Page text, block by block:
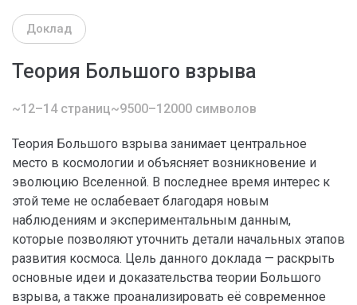
Доклад
Теория Большого взрыва
~12–14 страниц~9500–12000 символов
Теория Большого взрыва занимает центральное
место в космологии и объясняет возникновение и
эволюцию Вселенной. В последнее время интерес к
этой теме не ослабевает благодаря новым
наблюдениям и экспериментальным данным,
которые позволяют уточнить детали начальных этапов
развития космоса. Цель данного доклада — раскрыть
основные идеи и доказательства теории Большого
взрыва, а также проанализировать её современное